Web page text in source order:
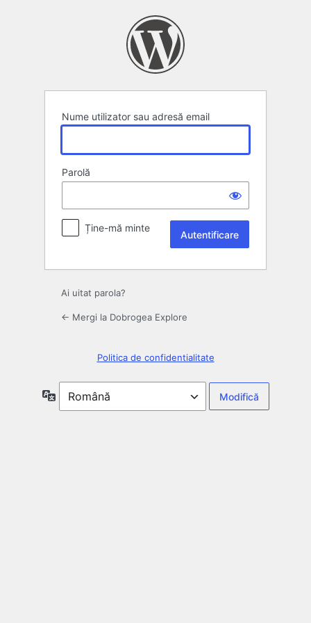
Nume utilizator sau adresă email
Parolă
Ține-mă minte
Ai uitat parola?
← Mergi la Dobrogea Explore
Politica de confidentialitate
Limbă